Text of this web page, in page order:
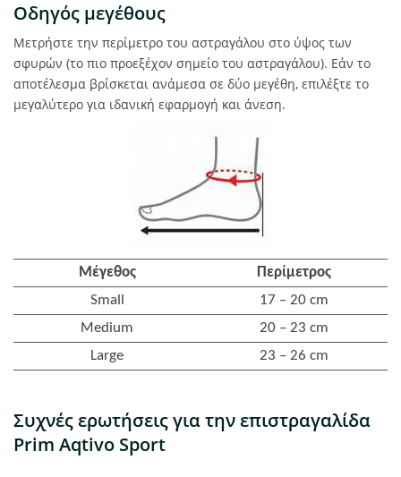
Οδηγός μεγέθους
Μετρήστε την περίμετρο του αστραγάλου στο ύψος των
σφυρών (το πιο προεξέχον σημείο του αστραγάλου). Εάν το
αποτέλεσμα βρίσκεται ανάμεσα σε δύο μεγέθη, επιλέξτε το
μεγαλύτερο για ιδανική εφαρμογή και άνεση.
Μέγεθος
Περίμετρος
Small
17 – 20 cm
Medium
20 – 23 cm
Large
23 – 26 cm
Συχνές ερωτήσεις για την επιστραγαλίδα
Prim Aqtivo Sport